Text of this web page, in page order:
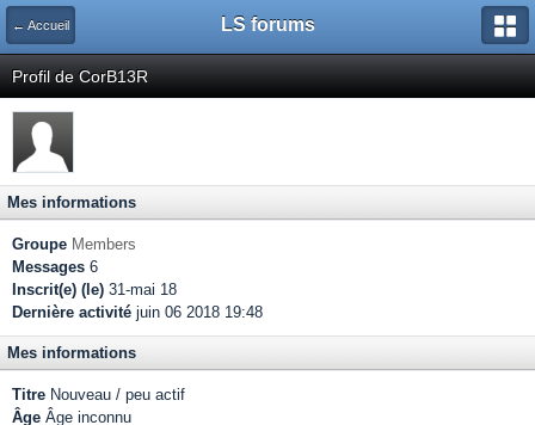
← Accueil LS forums
Profil de CorB13R
Mes informations
Groupe Members
Messages 6
Inscrit(e) (le) 31-mai 18
Dernière activité juin 06 2018 19:48
Mes informations
Titre Nouveau / peu actif
Âge Âge inconnu